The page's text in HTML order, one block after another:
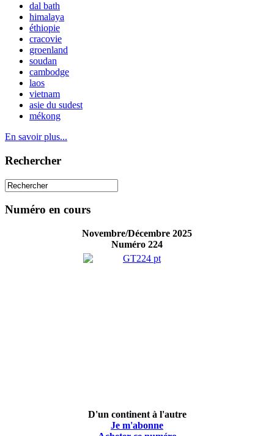
dal bath
himalaya
éthiopie
cracovie
groenland
soudan
cambodge
laos
vietnam
asie du sudest
mékong
En savoir plus...
Rechercher
Numéro en cours
Novembre/Décembre 2025
Numéro 224
D'un continent à l'autre
Je m'abonne